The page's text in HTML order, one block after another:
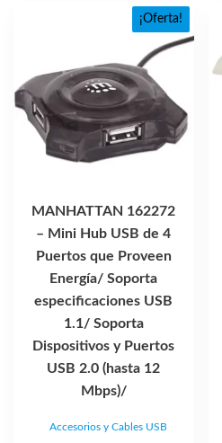
¡Oferta!
MANHATTAN 162272
– Mini Hub USB de 4
Puertos que Proveen
Energía/ Soporta
especificaciones USB
1.1/ Soporta
Dispositivos y Puertos
USB 2.0 (hasta 12
Mbps)/
Accesorios y Cables USB